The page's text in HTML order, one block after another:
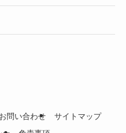
お問い合わせ
サイトマップ